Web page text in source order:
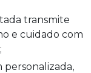
e cuidado com